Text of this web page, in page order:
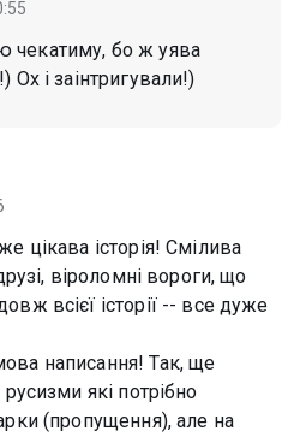
чекатиму, бо ж уява
Ох і заінтригували!)
цікава історія! Смілива
віроломні вороги, що
всієї історії -- все дуже
написання! Так, ще
які потрібно
(пропущення), але на